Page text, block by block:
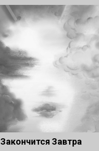
Закончится Завтра